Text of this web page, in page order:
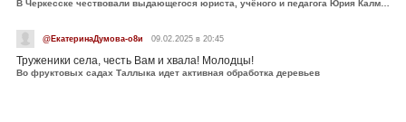
В Черкесске чествовали выдающегося юриста, учёного и педагога Юрия Калмыкова
@ЕкатеринаДумова-о8и 09.02.2025 в 20:45
Труженики села, честь Вам и хвала! Молодцы!
Во фруктовых садах Таллыка идет активная обработка деревьев